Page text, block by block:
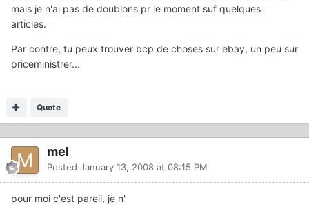
mais je n'ai pas de doublons pr le moment suf quelques
articles.
Par contre, tu peux trouver bcp de choses sur ebay, un peu sur
priceministrer...
Quote
mel
Posted January 13, 2008 at 08:15 PM
pour moi c'est pareil, je n'